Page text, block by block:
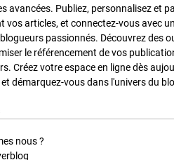
avancées. Publiez, personnalisez et
vos articles, et connectez-vous avec
passionnés. Découvrez des
le référencement de vos
Créez votre espace en ligne dès
démarquez-vous dans l'univers du
nous ?